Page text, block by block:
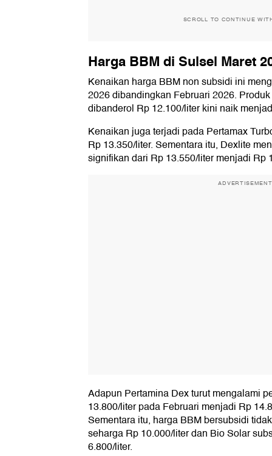
SCROLL TO CONTINUE
Harga BBM di Sulsel Maret
Kenaikan harga BBM non subsidi ini
2026 dibandingkan Februari 2026.
dibanderol Rp 12.100/liter kini naik
Kenaikan juga terjadi pada Pertamax
Rp 13.350/liter. Sementara itu, Dexlite
signifikan dari Rp 13.550/liter menjadi Rp
ADVERTISEMENT
Adapun Pertamina Dex turut mengalami
13.800/liter pada Februari menjadi Rp
Sementara itu, harga BBM bersubsidi
seharga Rp 10.000/liter dan Bio Solar
6.800/liter.